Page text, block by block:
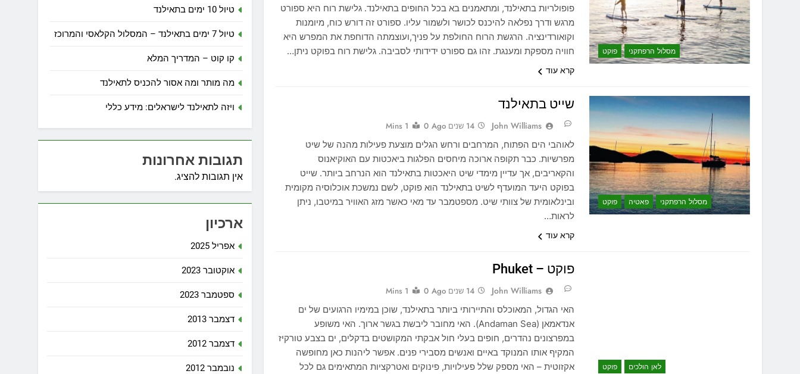
מסלול הרפתקני פוקט
פופולריות בתאילנד, ומתאמנים בא בכל החופים בתאילנד. גלישת רוח היא ספורט
מרגש ודרך נפלאה להיכנס לכושר ולשמור עליו. ספורט זה דורש כוח, מיומנות
וקואורדינציה. הרגשת הרוח החולפת על פניך,ועוצמתה הדוחפת את המפרש היא
חוויה מספקת ומענגת. זהו גם ספורט ידידותי לסביבה. גלישת רוח בפוקט ניתן…
קרא עוד
מסלול הרפתקני פאטיה פוקט
שייט בתאילנד
John Williams 14 שנים Ago 0
1 Mins
לאוהבי הים הפתוח, המרחבים ורחש הגלים מוצעת פעילות מהנה של שיט
מפרשיות. כבר תקופה ארוכה מיחסים הפלגות ביאכטות עם האוקיאנוס
והקאריבים, אך עדיין מימדי שיט היאכטות בתאילנד הוא הנרחב ביותר. שייט
בפוקט היעד המועדף לשיט בתאילנד הוא פוקט, לשם נמשכת אוכלוסיה מקומית
ובינלאומית של צוותי שיט. מספטמבר עד מאי כאשר מזג האוויר במיטבו, ניתן
לראות…
קרא עוד
לאן הולכים פוקט
פוקט – Phuket
John Williams 14 שנים Ago 0
1 Mins
האי הגדול, המאוכלס והתיירותי ביותר בתאילנד, שוכן במימיו הרגועים של ים
אנדאמאן (Andaman Sea). האי מחובר ליבשת בגשר ארוך. האי משופע
במפרצונים נהדרים, חופים בעלי חול אבקתי המקושטים בדקלים, ים בצבע טורקיז
המקיף אותו המנוקד באיים ואנשים מסבירי פנים. אפשר ליהנות כאן מחופשה
אקזוטית – האי מספק שלל פעילויות, פינוקים ואטרקציות המתאימים גם לכל
טיול 10 ימים בתאילנד
טיול 7 ימים בתאילנד – המסלול הקלאסי והמרוכז
קו קוט – המדריך המלא
מה מותר ומה אסור להכניס לתאילנד
ויזה לתאילנד לישראלים: מידע כללי
תגובות אחרונות
אין תגובות להציג.
ארכיון
אפריל 2025
אוקטובר 2023
ספטמבר 2023
דצמבר 2013
דצמבר 2012
נובמבר 2012